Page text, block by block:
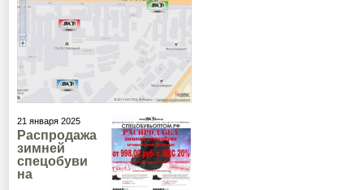
21 января 2025
Распродажа
зимней
спецобуви
на